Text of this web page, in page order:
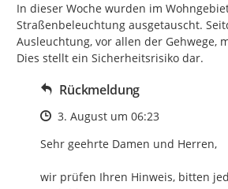
In dieser Woche wurden im
Straßenbeleuchtung ausgetauscht.
Ausleuchtung, vor allen der Gehwege,
Dies stellt ein Sicherheitsrisiko dar.
Rückmeldung
Zeitpunkt des Erstellens
3. August um 06:23
Sehr geehrte Damen und Herren,
wir prüfen Ihren Hinweis, bitten